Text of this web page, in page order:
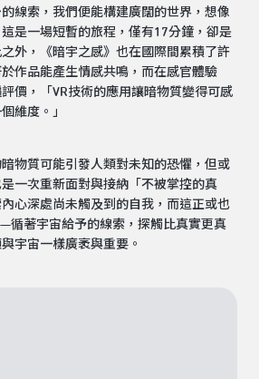
線索，我們便能構建廣闊的世界，想像
是一場短暫的旅程，僅有17分鐘，卻是
外，《暗宇之感》也在國際間累積了許
作品能產生情感共鳴，而在感官體驗
評價，「VR技術的應用讓暗物質變得可感
維度。」
暗物質可能引發人類對未知的恐懼，但或
一次重新面對與接納「不被掌控的真
心深處尚未觸及到的自我，而這正或也
循著宇宙給予的線索，探觸比真實更真
宇宙一樣廣袤與重要。